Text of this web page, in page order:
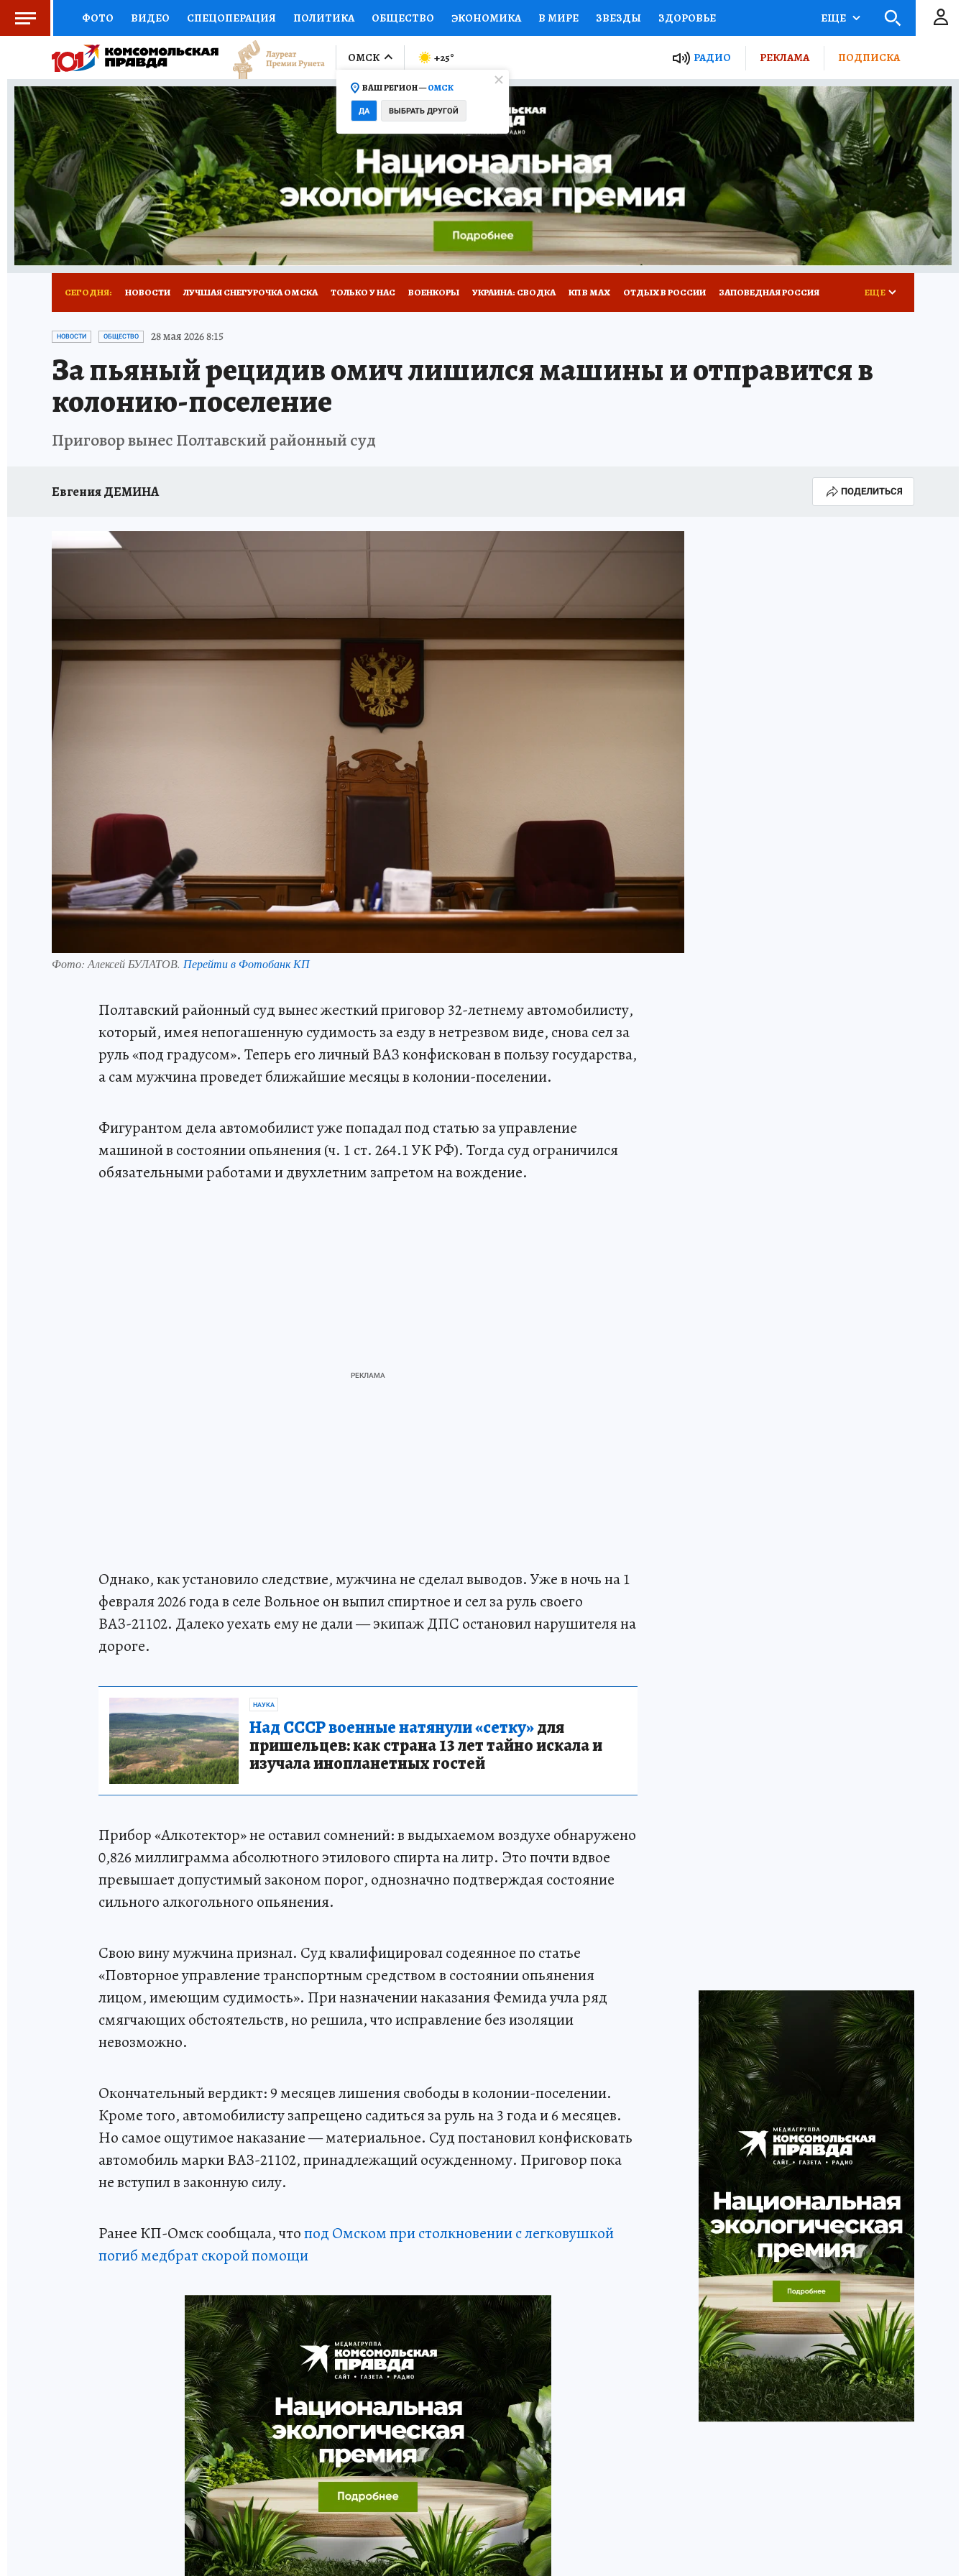
ФОТО ВИДЕО СПЕЦОПЕРАЦИЯ ПОЛИТИКА ОБЩЕСТВО ЭКОНОМИКА В МИРЕ ЗВЕЗДЫ ЗДОРОВЬЕ
СОЦПОДДЕРЖКА НАУКА СПОРТ КОЛУМНИСТЫ ПРОИСШЕСТВИЯ НАЦИОНАЛЬНЫЕ ПРОЕКТЫ РОССИИ
ВЫБОР ЭКСПЕРТОВ ДОКТОР ФИНАНСЫ ОТКРЫВАЕМ МИР СЕМЬЯ ЖЕНСКИЕ СЕКРЕТЫ ПУТЕВОДИТЕЛЬ
КНИЖНАЯ ПОЛКА ПРОГНОЗЫ НА СПОРТ ПРОМОКОДЫ СЕРИАЛЫ СПЕЦПРОЕКТЫ ДЕФИЦИТ ЖЕЛЕЗА ТУРИЗМ
ПРЕСС-ЦЕНТР НЕДВИЖИМОСТЬ ТЕЛЕВИЗОР КОЛЛЕКЦИИ КОНКУРСЫ РАБОТА У НАС ГИД ПОТРЕБИТЕЛЯ ВСЕ О КП
РАДИО КП РЕКЛАМА ТЕСТЫ НОВОЕ НА САЙТЕ
ЕЩЕ
ОМСК
ВАШ РЕГИОН —ОМСК
ДА ВЫБРАТЬ ДРУГОЙ
+25° РАДИО РЕКЛАМА ПОДПИСКА
СЕГОДНЯ: НОВОСТИ ЛУЧШАЯ СНЕГУРОЧКА ОМСКА ТОЛЬКО У НАС ВОЕНКОРЫ УКРАИНА: СВОДКА КП В МАХ ОТДЫХ В РОССИИ ЗАПОВЕДНАЯ РОССИЯ
ПРОИСШЕСТВИЯ АФИША
ЕЩЕ
НОВОСТИ ОБЩЕСТВО 28 мая 2026 8:15
За пьяный рецидив омич лишился машины и отправится в
колонию-поселение
Приговор вынес Полтавский районный суд
Евгения ДЕМИНА ПОДЕЛИТЬСЯ
Фото: Алексей БУЛАТОВ. Перейти в Фотобанк КП
Полтавский районный суд вынес жесткий приговор 32-летнему автомобилисту,
который, имея непогашенную судимость за езду в нетрезвом виде, снова сел за
руль «под градусом». Теперь его личный ВАЗ конфискован в пользу государства,
а сам мужчина проведет ближайшие месяцы в колонии-поселении.
Фигурантом дела автомобилист уже попадал под статью за управление
машиной в состоянии опьянения (ч. 1 ст. 264.1 УК РФ). Тогда суд ограничился
обязательными работами и двухлетним запретом на вождение.
Однако, как установило следствие, мужчина не сделал выводов. Уже в ночь на 1
февраля 2026 года в селе Вольное он выпил спиртное и сел за руль своего
ВАЗ-21102. Далеко уехать ему не дали — экипаж ДПС остановил нарушителя на
дороге.
НАУКА
Над СССР военные натянули «сетку»для
пришельцев: как страна 13 лет тайно искала и
изучала инопланетных гостей
Прибор «Алкотектор» не оставил сомнений: в выдыхаемом воздухе обнаружено
0,826 миллиграмма абсолютного этилового спирта на литр. Это почти вдвое
превышает допустимый законом порог, однозначно подтверждая состояние
сильного алкогольного опьянения.
Свою вину мужчина признал. Суд квалифицировал содеянное по статье
«Повторное управление транспортным средством в состоянии опьянения
лицом, имеющим судимость». При назначении наказания Фемида учла ряд
смягчающих обстоятельств, но решила, что исправление без изоляции
невозможно.
Окончательный вердикт: 9 месяцев лишения свободы в колонии-поселении.
Кроме того, автомобилисту запрещено садиться за руль на 3 года и 6 месяцев.
Но самое ощутимое наказание — материальное. Суд постановил конфисковать
автомобиль марки ВАЗ-21102, принадлежащий осужденному. Приговор пока
не вступил в законную силу.
Ранее КП-Омск сообщала, чтопод Омском при столкновении с легковушкой
погиб медбрат скорой помощи